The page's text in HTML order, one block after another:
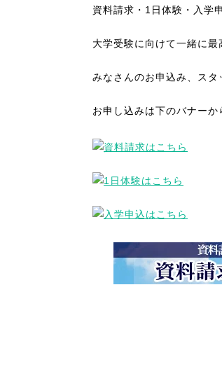
資料請求・1日体験・入学
大学受験に向けて一緒に最
みなさんのお申込み、スタ
お申し込みは下のバナーか